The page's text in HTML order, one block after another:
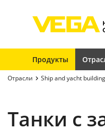
Продукты
Отрасли Ship and yacht building
Танки с